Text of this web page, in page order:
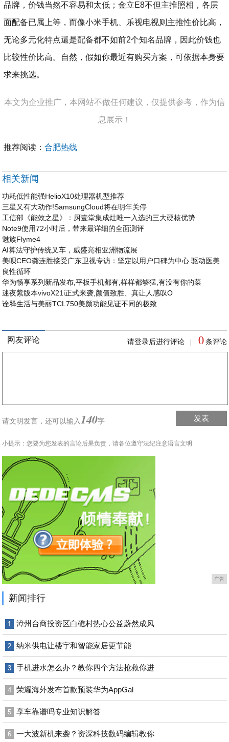
品牌，价钱当然不容易和太低；金立E8不但主推照相，各层
面配备已属上等，而像小米手机、乐视电视则主推性价比高，
无论多元化特点還是配备都不如前2个知名品牌，因此价钱也
比较性价比高。自然，假如你最近有购买方案，可依据本身要
求来挑选。
本文为企业推广，本网站不做任何建议，仅提供参考，作为信
息展示！
推荐阅读：合肥热线
相关新闻
功耗低性能强HelioX10处理器机型推荐
三星又有大动作!SamsungCloud将在明年关停
工信部《能效之星》：厨壹堂集成灶唯一入选的三大硬核优势
Note9使用72小时后，带来最详细的全面测评
魅族Flyme4
AI算法守护传统叉车，威盛亮相亚洲物流展
美呗CEO龚连胜接受广东卫视专访：坚定以用户口碑为中心 驱动医美
良性循环
华为畅享系列新品发布,平板手机都有,样样都够猛,有没有你的菜
迷夜紫版本vivoX21i正式来袭,颜值致胜、真让人感叹O
诠释生活与美丽TCL750美颜功能见证不同的极致
网友评论 请登录后进行评论 0 条评论
请文明发言，还可以输入 140字 发表
小提示：您要为您发表的言论后果负责，请各位遵守法纪注意语言文明
广告
新闻排行
1 漳州台商投资区白礁村热心公益蔚然成风
2 纳米供电让楼宇和智能家居更节能
3 手机进水怎么办？教你四个方法抢救你进
4 荣耀海外发布首款预装华为AppGal
5 享车靠谱吗专业知识解答
6 一大波新机来袭？资深科技数码编辑教你